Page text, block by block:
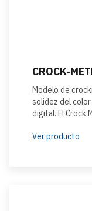
CROCK-
Modelo de
solidez del
digital. El Crock
Ver producto